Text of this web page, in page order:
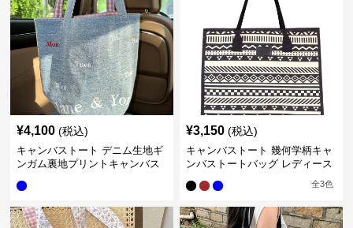
¥4,100 (税込)
キャンバストート デニム生地ギ
ンガム裏地プリントキャンバス
¥3,150 (税込)
キャンバストート 幾何学柄キャ
ンバストートバッグ レディース
全3色